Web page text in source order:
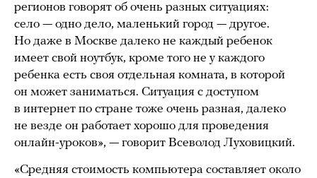
регионов говорят об очень разных ситуациях:
село — одно дело, маленький город — другое.
Но даже в Москве далеко не каждый ребенок
имеет свой ноутбук, кроме того не у каждого
ребенка есть своя отдельная комната, в которой
он может заниматься. Ситуация с доступом
в интернет по стране тоже очень разная, далеко
не везде он работает хорошо для проведения
онлайн-уроков», — говорит Всеволод Луховицкий.
«Средняя стоимость компьютера составляет около